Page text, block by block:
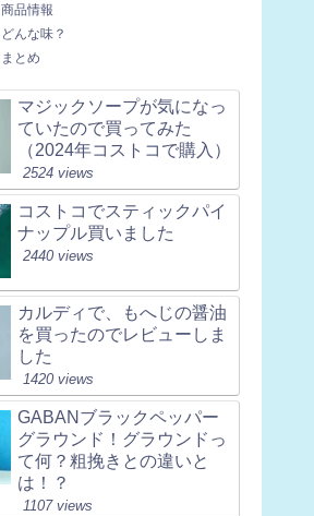
商品情報
どんな味？
まとめ
マジックソープが気になっ
ていたので買ってみた
（2024年コストコで購入）
2524 views
コストコでスティックパイ
ナップル買いました
2440 views
カルディで、もへじの醤油
を買ったのでレビューしま
した
1420 views
GABANブラックペッパー
グラウンド！グラウンドっ
て何？粗挽きとの違いと
は！？
1107 views